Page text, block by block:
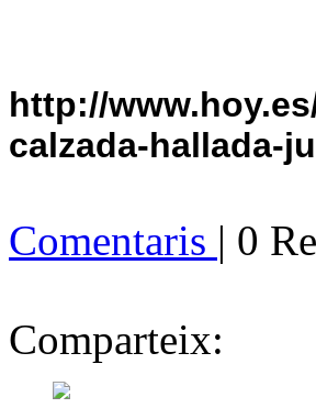
http://
calzada-hallada-
Comentaris | 0
Comparteix: